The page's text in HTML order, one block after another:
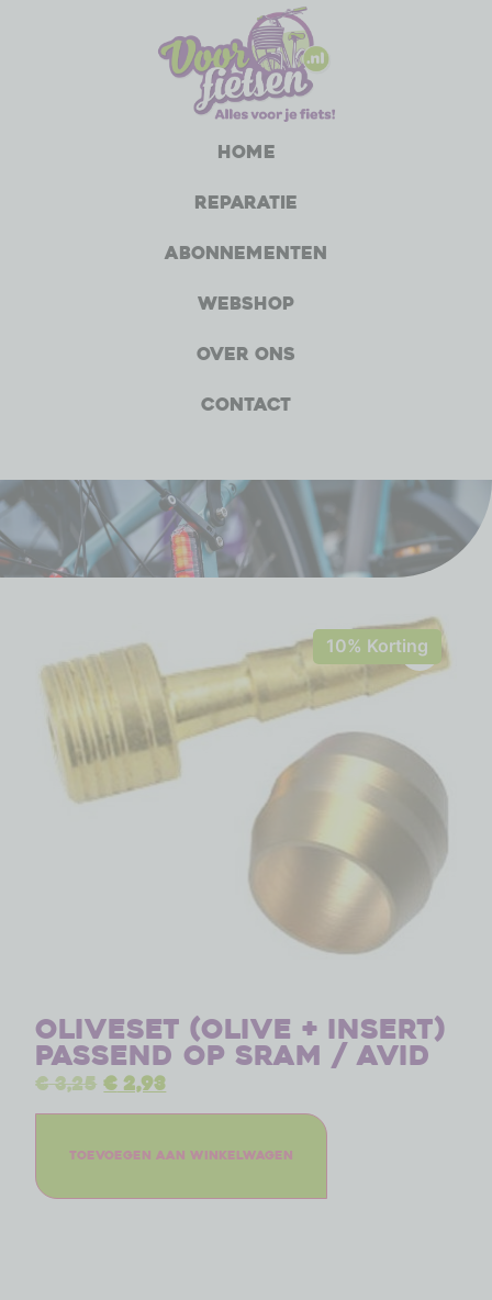
Home
Reparatie
Abonnementen
Webshop
Over ons
Contact
10% Korting
Oliveset (olive + insert)
passend op Sram / Avid
€3,25 €2,93
Toevoegen aan winkelwagen